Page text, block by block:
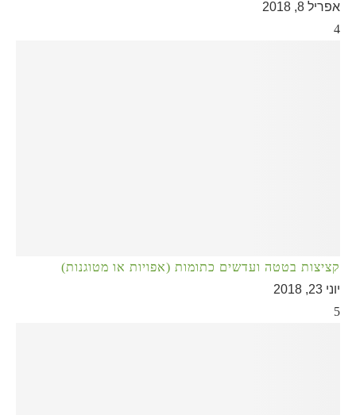
אפריל 8, 2018
4
קציצות בטטה ועדשים כתומות (אפויות או מטוגנות)
יוני 23, 2018
5